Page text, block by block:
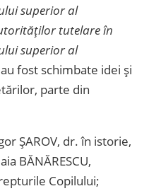
superior al
tutelare în
superior al
fost schimbate idei și
parte din
ȘAROV, dr. în istorie,
BĂNĂRESCU,
Copilului;